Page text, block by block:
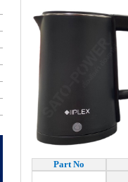
Part No